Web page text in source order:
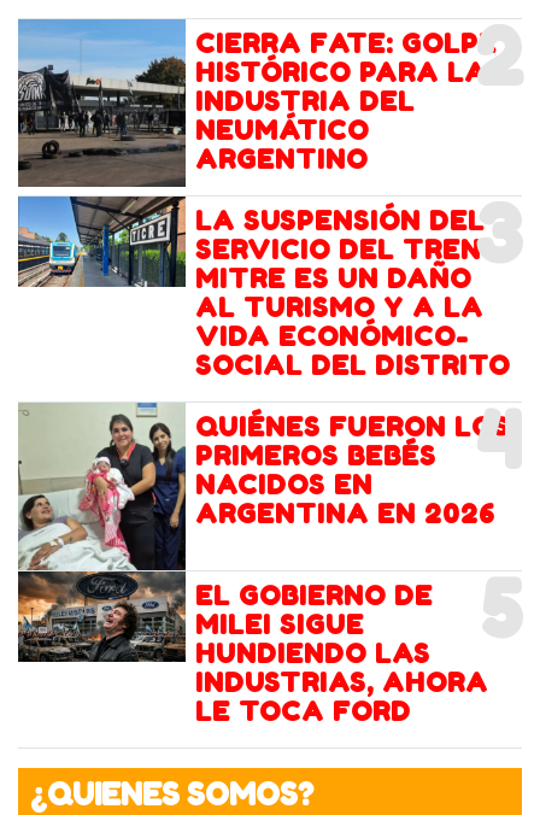
2
CIERRA FATE: GOLPE
HISTÓRICO PARA LA
INDUSTRIA DEL
NEUMÁTICO
ARGENTINO
3
LA SUSPENSIÓN DEL
SERVICIO DEL TREN
MITRE ES UN DAÑO
AL TURISMO Y A LA
VIDA ECONÓMICO-
SOCIAL DEL DISTRITO
4
QUIÉNES FUERON LOS
PRIMEROS BEBÉS
NACIDOS EN
ARGENTINA EN 2026
5
EL GOBIERNO DE
MILEI SIGUE
HUNDIENDO LAS
INDUSTRIAS, AHORA
LE TOCA FORD
¿QUIENES SOMOS?